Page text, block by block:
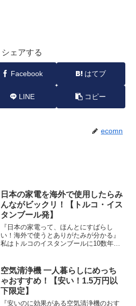
シェアする
Facebook はてブ
LINE コピー
ecomn
日本の家電を海外で使用したらみ
んながビックリ！【トルコ・イス
タンブール発】
『日本の家電って、ほんとにすばらし
い！海外で使うとありがたみが分かる』
私はトルコのイスタンブールに10数年住
ら持って来たい！」と思うような家電製
品がたくさんあります。その...
空気清浄機 一人暮らしにめっち
ゃおすすめ！【安い！1.5万円以
下限定】
『安いのに効果がある空気清浄機のおす